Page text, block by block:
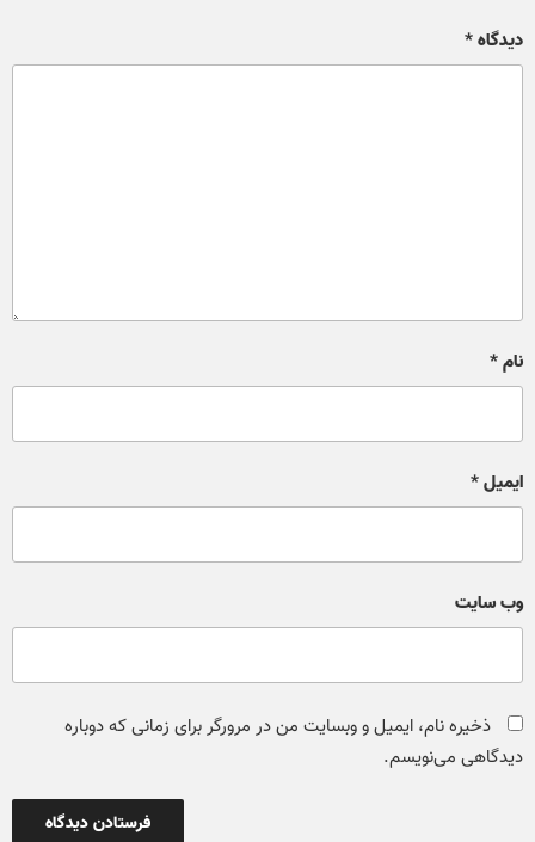
دیدگاه*
نام*
ایمیل*
وب‌ سایت
ذخیره نام، ایمیل و وبسایت من در مرورگر برای زمانی که دوباره
دیدگاهی می‌نویسم.